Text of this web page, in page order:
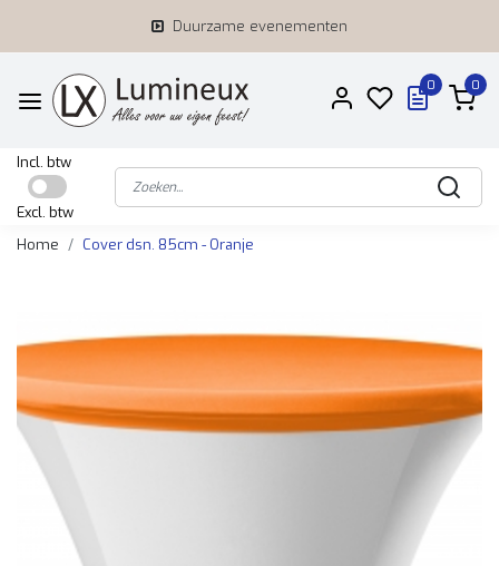
Duurzame evenementen
0 0
Incl. btw
Excl. btw
Home
Cover dsn. 85cm - Oranje